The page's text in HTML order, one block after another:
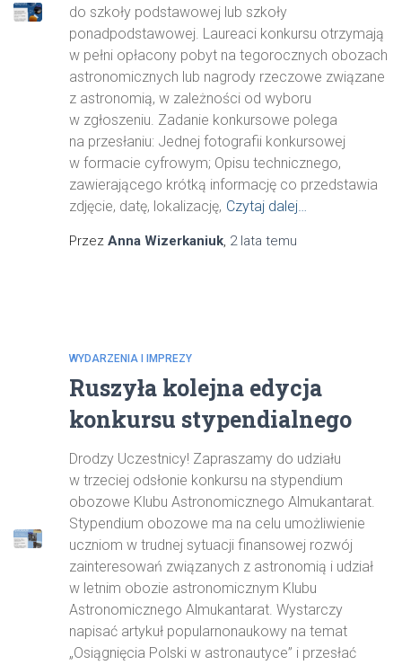
do szkoły podstawowej lub szkoły
ponadpodstawowej. Laureaci konkursu otrzymają
w pełni opłacony pobyt na tegorocznych obozach
astronomicznych lub nagrody rzeczowe związane
z astronomią, w zależności od wyboru
w zgłoszeniu. Zadanie konkursowe polega
na przesłaniu: Jednej fotografii konkursowej
w formacie cyfrowym; Opisu technicznego,
zawierającego krótką informację co przedstawia
zdjęcie, datę, lokalizację, Czytaj dalej…
Przez Anna Wizerkaniuk, 2 lata temu
WYDARZENIA I IMPREZY
Ruszyła kolejna edycja
konkursu stypendialnego
Drodzy Uczestnicy! Zapraszamy do udziału
w trzeciej odsłonie konkursu na stypendium
obozowe Klubu Astronomicznego Almukantarat.
Stypendium obozowe ma na celu umożliwienie
uczniom w trudnej sytuacji finansowej rozwój
zainteresowań związanych z astronomią i udział
w letnim obozie astronomicznym Klubu
Astronomicznego Almukantarat. Wystarczy
napisać artykuł popularnonaukowy na temat
„Osiągnięcia Polski w astronautyce” i przesłać